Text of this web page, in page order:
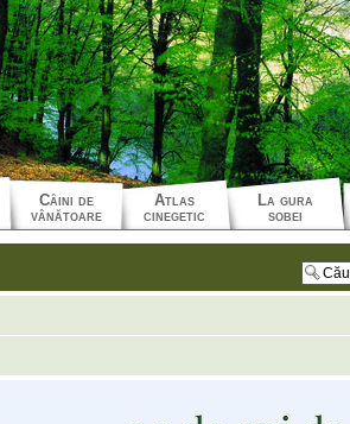
Câini de
vânătoare
Atlas
cinegetic
La gura
sobei